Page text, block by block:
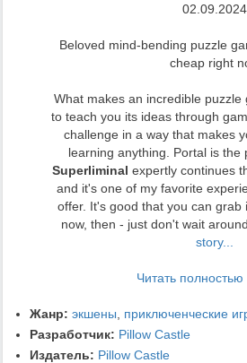
02.09.2024
Beloved mind-bending puzzle
cheap right
What makes an incredible puzzle
to teach you its ideas through
challenge in a way that makes
learning anything. Portal is the
Superliminal expertly continues
and it's one of my favorite
offer. It's good that you can grab
now, then - just don't wait
story...
Читать полностью
Жанр: экшены
приключенческие
Разработчик: Pillow Castle
Издатель: Pillow Castle